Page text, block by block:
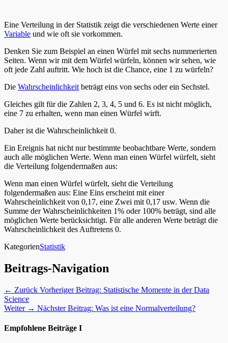
Eine Verteilung in der Statistik zeigt die verschiedenen Werte einer
Variable und wie oft sie vorkommen.
Denken Sie zum Beispiel an einen Würfel mit sechs nummerierten
Seiten. Wenn wir mit dem Würfel würfeln, können wir sehen, wie
oft jede Zahl auftritt. Wie hoch ist die Chance, eine 1 zu würfeln?
Die Wahrscheinlichkeit beträgt eins von sechs oder ein Sechstel.
Gleiches gilt für die Zahlen 2, 3, 4, 5 und 6. Es ist nicht möglich,
eine 7 zu erhalten, wenn man einen Würfel wirft.
Daher ist die Wahrscheinlichkeit 0.
Ein Ereignis hat nicht nur bestimmte beobachtbare Werte, sondern
auch alle möglichen Werte. Wenn man einen Würfel würfelt, sieht
die Verteilung folgendermaßen aus:
Wenn man einen Würfel würfelt, sieht die Verteilung
folgendermaßen aus: Eine Eins erscheint mit einer
Wahrscheinlichkeit von 0,17, eine Zwei mit 0,17 usw. Wenn die
Summe der Wahrscheinlichkeiten 1% oder 100% beträgt, sind alle
möglichen Werte berücksichtigt. Für alle anderen Werte beträgt die
Wahrscheinlichkeit des Auftretens 0.
KategorienStatistik
Beitrags-Navigation
← Zurück Vorheriger Beitrag: Statistische Momente in der Data
Science
Weiter → Nächster Beitrag: Was ist eine Normalverteilung?
Empfohlene Beiträge I